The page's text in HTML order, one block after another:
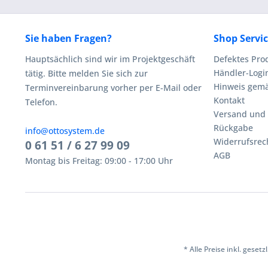
Sie haben Fragen?
Hauptsächlich sind wir im Projektgeschäft
tätig. Bitte melden Sie sich zur
Terminvereinbarung vorher per E-Mail oder
Telefon.
info@ottosystem.de
0 61 51 / 6 27 99 09
Montag bis Freitag: 09:00 - 17:00 Uhr
Shop
Defektes
Händler-
Hinweis
Kontakt
Versand
Rückgabe
AGB
* Alle Preise inkl.